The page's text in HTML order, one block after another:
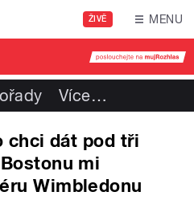
ŽIVĚ MENU
Více…
chci dát pod tři
mi
Wimbledonu